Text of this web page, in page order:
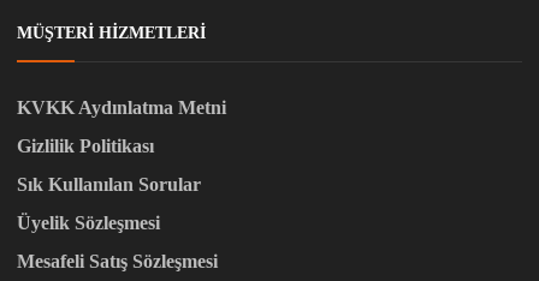
MÜŞTERI HIZMETLERI
KVKK Aydınlatma Metni
Gizlilik Politikası
Sık Kullanılan Sorular
Üyelik Sözleşmesi
Mesafeli Satış Sözleşmesi